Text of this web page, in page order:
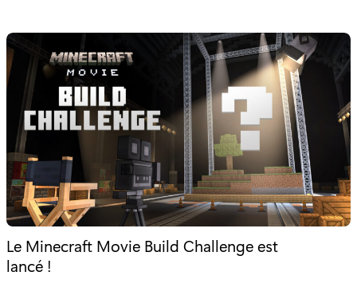
Le Minecraft Movie Build Challenge est
lancé !